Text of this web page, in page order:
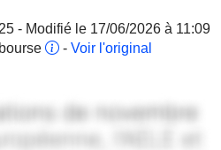
- Modifié le 17/06/2026 à 11:09
- Voir l'original